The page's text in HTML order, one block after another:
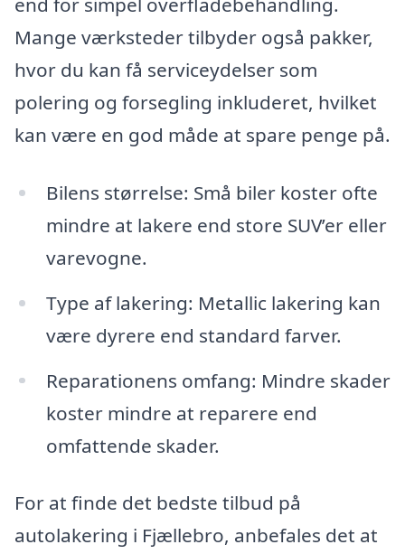
Mange værksteder tilbyder også pakker,
hvor du kan få serviceydelser som
polering og forsegling inkluderet, hvilket
kan være en god måde at spare penge på.
Bilens størrelse: Små biler koster ofte
mindre at lakere end store SUV’er eller
varevogne.
Type af lakering: Metallic lakering kan
være dyrere end standard farver.
Reparationens omfang: Mindre skader
koster mindre at reparere end
omfattende skader.
For at finde det bedste tilbud på
autolakering i Fjællebro, anbefales det at